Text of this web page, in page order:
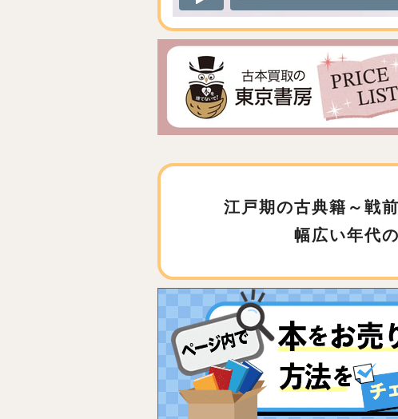
江戸期の古典籍～戦
幅広い年代